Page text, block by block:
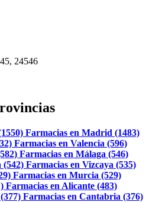
24546
Farmacias en Madrid (1483)
Farmacias en Valencia (596)
Farmacias en Málaga (546)
(542) Farmacias en Vizcaya (535)
Farmacias en Murcia (529)
Farmacias en Alicante (483)
Farmacias en Cantabria (376)